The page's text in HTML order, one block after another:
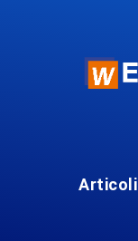
Articoli